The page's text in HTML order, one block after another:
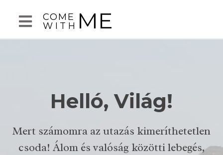
COME
WITH ME
Helló, Világ!
Mert számomra az utazás kimeríthetetlen
csoda! Álom és valóság közötti lebegés,